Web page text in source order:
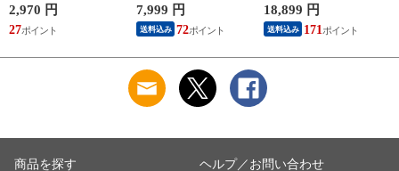
イスブルー プレート
北欧 食器 ita12-c043
2,970 円
27
ジボルドー･インテン
ス 単品 オリジナル2
点セット ガス ガス
fal 【北海道・沖縄は
990円加算】 tfa0098-
13c2630
7,999 円
送料込み 72
点 L43891 + フライ
パン22cm + バタフラ
イガラスぶた 26cm付
用 直火 T-fal 【北海
道・沖縄は990円加
18,899 円
送料込み 171
商品を探す ヘルプ／お問い合わせ